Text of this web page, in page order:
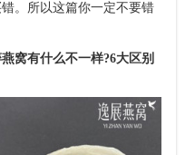
。所以这篇你一定不要错
窝有什么不一样?6大区别